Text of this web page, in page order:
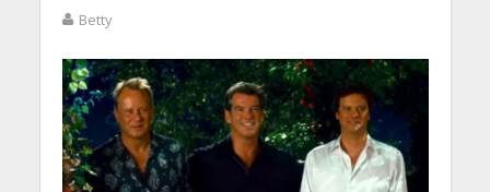
Betty